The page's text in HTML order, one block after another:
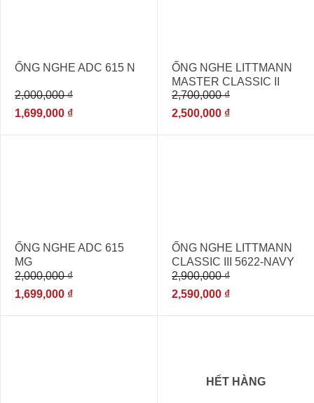
ỐNG NGHE ADC 615 N
2,000,000₫
1,699,000 ₫
ỐNG NGHE LITTMANN
MASTER CLASSIC II
2144L-[ỐNG NGHE
DÀNH CHO BÁC SĨ
2,700,000₫
2,500,000 ₫
ỐNG NGHE ADC 615
MG
2,000,000₫
1,699,000 ₫
ỐNG NGHE LITTMANN
CLASSIC III 5622-NAVY
BLUE [ỐNG NGHE ĐA
KHOA NHẬP KHẨU]
2,900,000₫
2,590,000 ₫
HẾT HÀNG